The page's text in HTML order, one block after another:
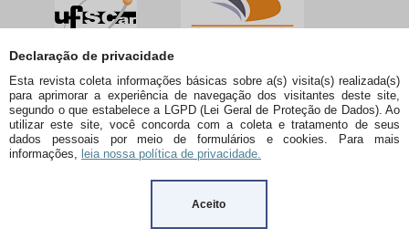
Declaração de privacidade
Esta revista coleta informações básicas sobre a(s) visita(s) realizada(s)
para aprimorar a experiência de navegação dos visitantes deste site,
segundo o que estabelece a LGPD (Lei Geral de Proteção de Dados). Ao
utilizar este site, você concorda com a coleta e tratamento de seus
dados pessoais por meio de formulários e cookies. Para mais
informações, leia nossa política de privacidade.
Aceito